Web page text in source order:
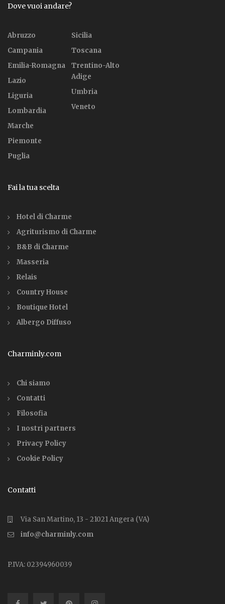
Dove vuoi andare?
Abruzzo
Campania
Emilia-Romagna
Lazio
Liguria
Lombardia
Marche
Piemonte
Puglia
Sicilia
Toscana
Trentino-Alto
Adige
Umbria
Veneto
Fai la tua scelta
Hotel di Charme
Agriturismo di Charme
B&B di Charme
Masseria
Relais
Country House
Boutique Hotel
Albergo Diffuso
Charminly.com
Chi siamo
Contatti
Filosofia
I nostri partners
Privacy Policy
Cookie Policy
Contatti
Via San Martino, 13 - 21021 Angera (VA)
info@charminly.com
P.IVA: 02394960039